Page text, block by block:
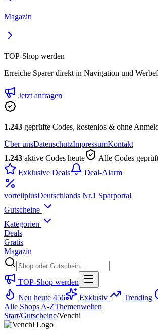
Magazin
TOP-Shop werden
Erreiche Sparer direkt in Navigation und
Jetzt anfragen
1.243 geprüfte Codes, kostenlos & ohne
Über unsDatenschutzImpressumKontakt
1.243 aktive Codes heute Alle Codes
Exklusive Deals
Deal-Alarm
vorteilplusDeutschlands Nr.1 Sparportal
Gutscheine
Kategorien
Deals
Gratis
Magazin
TOP-Shop werden
Neu heute 456 Exklusiv Trending
Alle Shops A-ZThemenwelten
Start/Gutscheine/Venchi